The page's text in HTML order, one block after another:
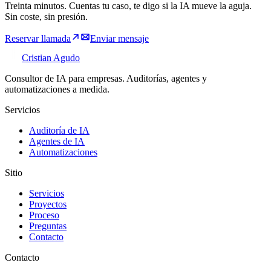
Treinta minutos. Cuentas tu caso, te digo si la IA mueve la aguja.
Sin coste, sin presión.
Reservar llamada
Enviar mensaje
Cristian Agudo
Consultor de IA para empresas. Auditorías, agentes y
automatizaciones a medida.
Servicios
Auditoría de IA
Agentes de IA
Automatizaciones
Sitio
Servicios
Proyectos
Proceso
Preguntas
Contacto
Contacto